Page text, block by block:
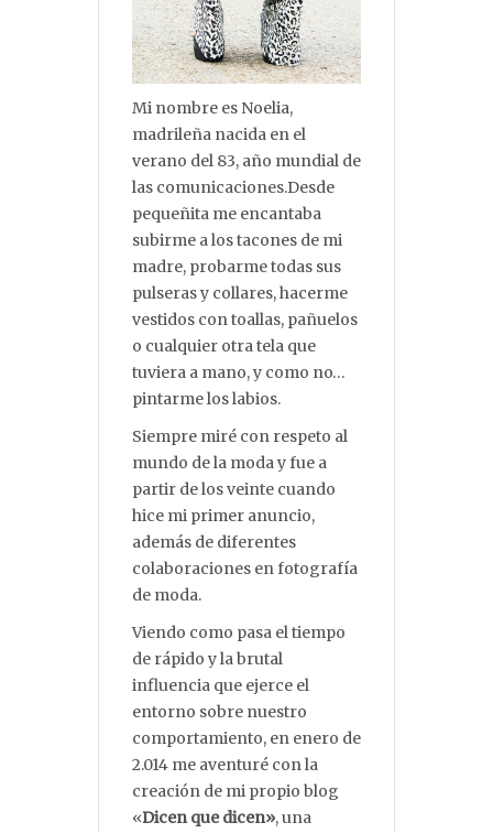
Mi nombre es Noelia,
madrileña nacida en el
verano del 83, año mundial de
las comunicaciones.Desde
pequeñita me encantaba
subirme a los tacones de mi
madre, probarme todas sus
pulseras y collares, hacerme
vestidos con toallas, pañuelos
o cualquier otra tela que
tuviera a mano, y como no…
pintarme los labios.
Siempre miré con respeto al
mundo de la moda y fue a
partir de los veinte cuando
hice mi primer anuncio,
además de diferentes
colaboraciones en fotografía
de moda.
Viendo como pasa el tiempo
de rápido y la brutal
influencia que ejerce el
entorno sobre nuestro
comportamiento, en enero de
2.014 me aventuré con la
creación de mi propio blog
«Dicen que dicen», una